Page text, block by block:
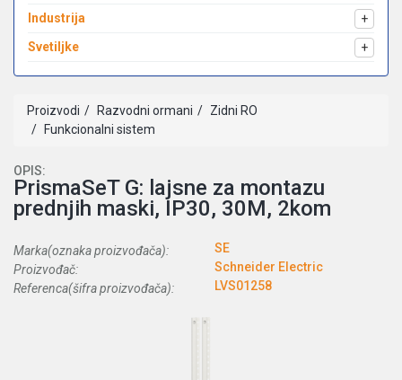
Industrija
+
Svetiljke
+
Proizvodi Razvodni ormani
Zidni RO
Funkcionalni sistem
OPIS:
PrismaSeT G: lajsne za montazu
prednjih maski, IP30, 30M, 2kom
Marka(oznaka proizvođača):
SE
Proizvođač:
Schneider Electric
Referenca(šifra proizvođača):
LVS01258